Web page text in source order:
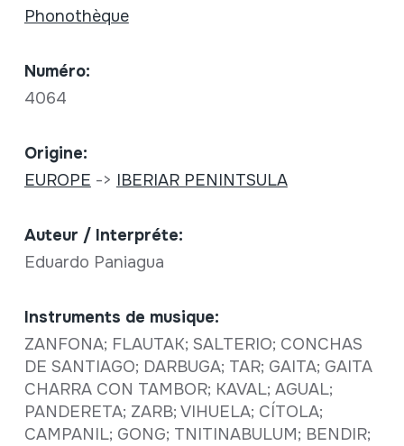
Phonothèque
Numéro:
4064
Origine:
EUROPE -> IBERIAR PENINTSULA
Auteur / Interpréte:
Eduardo Paniagua
Instruments de musique:
ZANFONA; FLAUTAK; SALTERIO; CONCHAS
DE SANTIAGO; DARBUGA; TAR; GAITA; GAITA
CHARRA CON TAMBOR; KAVAL; AGUAL;
PANDERETA; ZARB; VIHUELA; CÍTOLA;
CAMPANIL; GONG; TNITINABULUM; BENDIR;